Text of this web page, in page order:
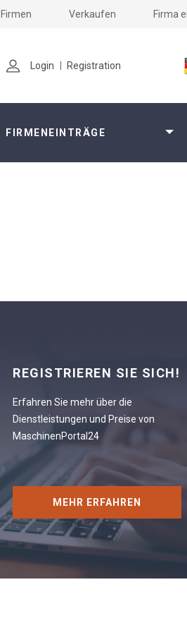
Firmen Verkaufen Firma
Login Registration
FIRMENEINTRÄGE
REGISTRIEREN SIE SICH!
Erfahren Sie mehr über die
Dienstleistungen und Preise von
MaschinenPortal24
MEHR ERFAHREN